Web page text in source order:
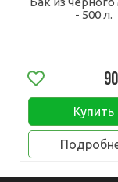
- 500 л.
Купить